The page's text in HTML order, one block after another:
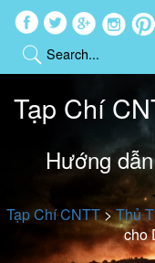
Tạp Chí
Hướng
Tạp Chí CNTT>Thủ
cho